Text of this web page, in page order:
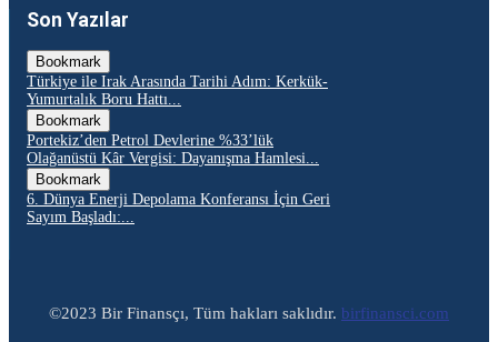
Son Yazılar
Bookmark
Türkiye ile Irak Arasında Tarihi Adım: Kerkük-
Yumurtalık Boru Hattı...
Bookmark
Portekiz’den Petrol Devlerine %33’lük
Olağanüstü Kâr Vergisi: Dayanışma Hamlesi...
Bookmark
6. Dünya Enerji Depolama Konferansı İçin Geri
Sayım Başladı:...
©2023 Bir Finansçı, Tüm hakları saklıdır. birfinansci.com